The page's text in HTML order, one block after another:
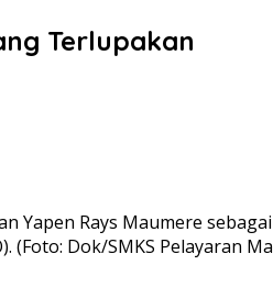
Terlupakan
Yapen Rays Maumere
Dok/SMKS Pelayaran